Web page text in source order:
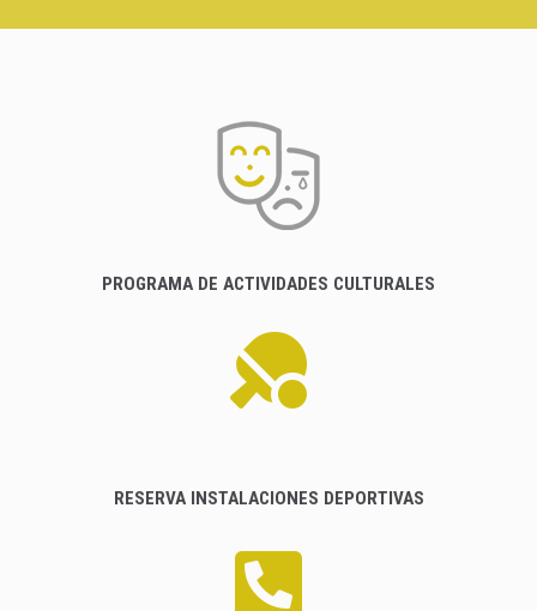
PROGRAMA DE ACTIVIDADES CULTURALES
RESERVA INSTALACIONES DEPORTIVAS